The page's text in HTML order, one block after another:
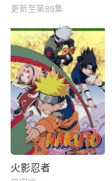
更新至第89集
火影忍者